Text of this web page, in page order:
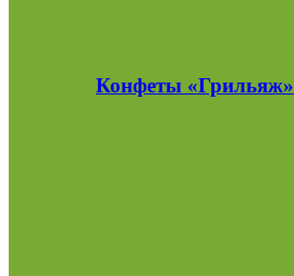
Конфеты «Грильяж»